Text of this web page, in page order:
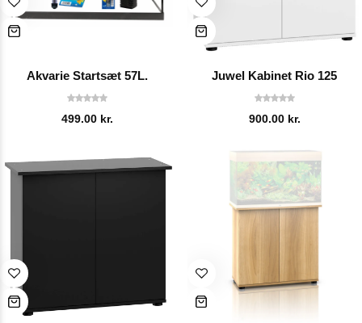
Akvarie Startsæt 57L.
499.00 kr.
Juwel Kabinet Rio 125
900.00 kr.